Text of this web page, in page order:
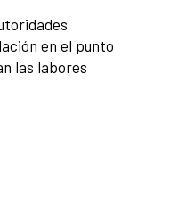
en el punto
las labores